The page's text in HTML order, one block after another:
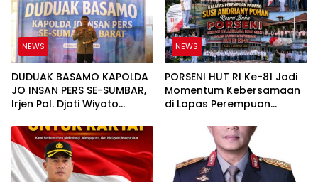
NEWS
DUDUAK BASAMO KAPOLDA
JO INSAN PERS SE-SUMBAR,
Irjen Pol. Djati Wiyoto
Ruang bagi Pelanggar
Hukum di Internal Polri
NEWS
PORSENI HUT RI Ke-81 Jadi
Momentum Kebersamaan
di Lapas Perempuan